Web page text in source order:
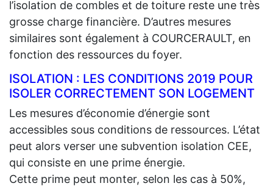
l’isolation de combles et de toiture reste une très
grosse charge financière. D’autres mesures
similaires sont également à COURCERAULT, en
fonction des ressources du foyer.
ISOLATION : LES CONDITIONS 2019 POUR
ISOLER CORRECTEMENT SON LOGEMENT
Les mesures d’économie d’énergie sont
accessibles sous conditions de ressources. L’état
peut alors verser une subvention isolation CEE,
qui consiste en une prime énergie.
Cette prime peut monter, selon les cas à 50%,